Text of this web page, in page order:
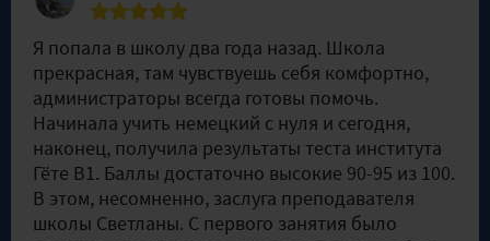
Я попала в школу два года назад. Школа
прекрасная, там чувствуешь себя комфортно,
администраторы всегда готовы помочь.
Начинала учить немецкий с нуля и сегодня,
наконец, получила результаты теста института
Гёте В1. Баллы достаточно высокие 90-95 из 100.
В этом, несомненно, заслуга преподавателя
школы Светланы. С первого занятия было